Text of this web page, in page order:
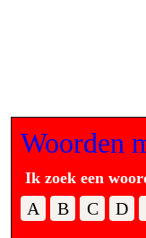
Woorden
Ik zoek een
A B C D